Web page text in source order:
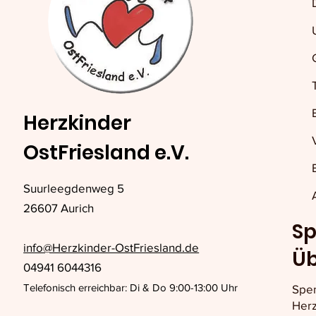
Herzkinder
OstFriesland e.V.
Suurleegdenweg 5
26607 Aurich
info@Herzkinder-OstFriesland.de
04941 6044316
Telefonisch erreichbar: Di & Do 9:00-13:00 Uhr